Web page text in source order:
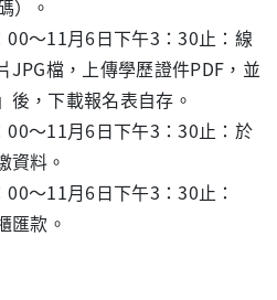
）。
～11月6日下午3：30止：線
JPG檔，上傳學歷證件PDF，並
後，下載報名表自存。
～11月6日下午3：30止：於
資料。
～11月6日下午3：30止：
匯款。